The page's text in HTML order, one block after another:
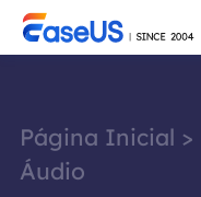
Página Inicial >
Áudio